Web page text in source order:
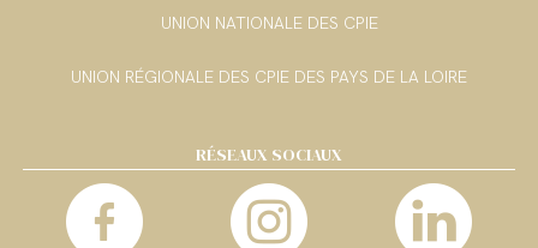
UNION NATIONALE DES CPIE
UNION RÉGIONALE DES CPIE DES PAYS DE LA LOIRE
RÉSEAUX SOCIAUX